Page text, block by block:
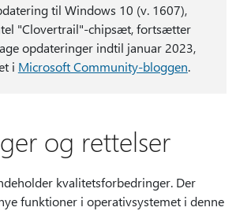
til Windows 10 (v. 1607),
"Clovertrail"-chipsæt, fortsætter
opdateringer indtil januar 2023,
i Microsoft Community-bloggen.
og rettelser
kvalitetsforbedringer. Der
funktioner i operativsystemet i denne